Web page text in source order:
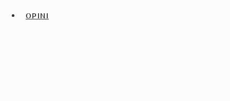
OPINI